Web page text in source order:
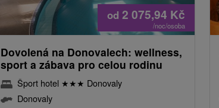
od 2 075,94 Kč
/noc/osoba
Dovolená na Donovalech: wellness,
sport a zábava pro celou rodinu
Šport hotel ★★★ Donovaly
Donovaly